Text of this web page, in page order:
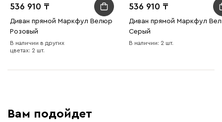
536 910
Диван прямой Маркфул Велюр
Розовый
В наличии в других
цветах: 2 шт.
536 910
Диван прямой Маркфул
Серый
В наличии: 2 шт.
Вам подойдет